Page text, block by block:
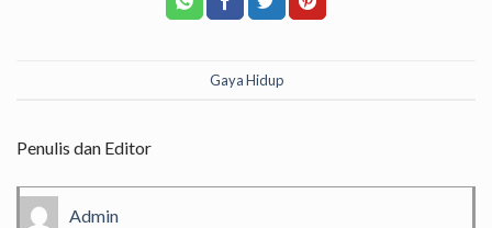
Gaya Hidup
Penulis dan Editor
Admin